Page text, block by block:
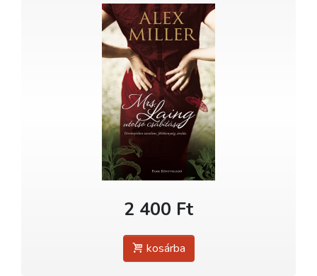
2 400 Ft
kosárba